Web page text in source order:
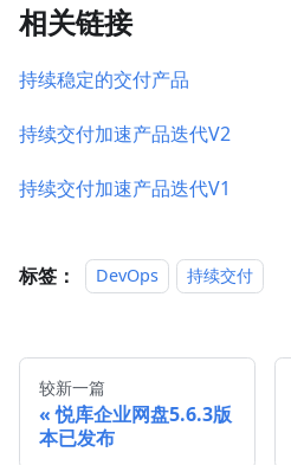
相关链接
持续稳定的交付产品
持续交付加速产品迭代V2
持续交付加速产品迭代V1
标签： DevOps 持续交付
较新一篇
悦库企业网盘5.6.3版
本已发布